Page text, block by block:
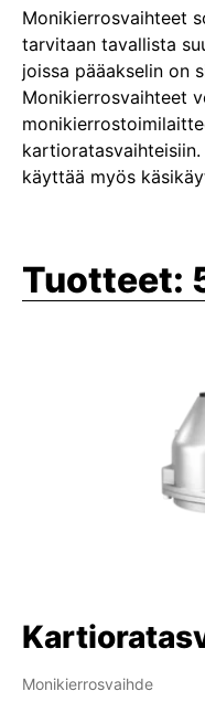
Monikierrosvaihteet
tarvitaan tavallista
joissa pääakselin on
Monikierrosvaihteet
käyttää myös
Tuotteet:
Monikierrosvaihde